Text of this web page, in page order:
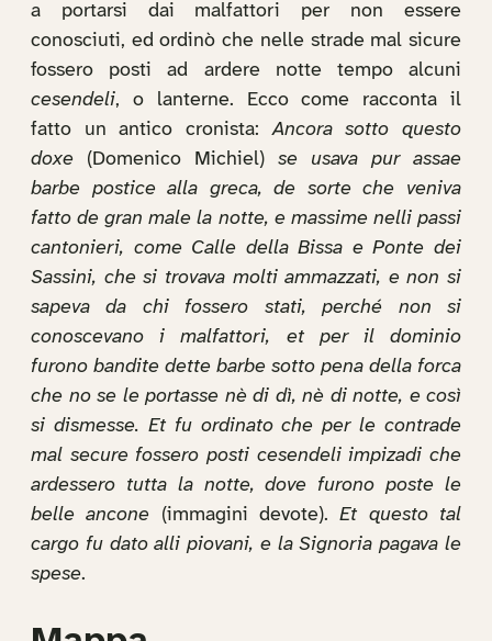
a portarsi dai malfattori per non essere
conosciuti, ed ordinò che nelle strade mal sicure
fossero posti ad ardere notte tempo alcuni
cesendeli, o lanterne. Ecco come racconta il
fatto un antico cronista:Ancora sotto questo
doxe (Domenico Michiel) se usava pur assae
barbe postice alla greca, de sorte che veniva
fatto de gran male la notte, e massime nelli passi
cantonieri, come Calle della Bissa e Ponte dei
Sassini, che si trovava molti ammazzati, e non si
sapeva da chi fossero stati, perché non si
conoscevano i malfattori, et per il dominio
furono bandite dette barbe sotto pena della forca
che no se le portasse nè di dì, nè di notte, e così
si dismesse. Et fu ordinato che per le contrade
mal secure fossero posti cesendeli impizadi che
ardessero tutta la notte, dove furono poste le
belle ancone (immagini devote).Et questo tal
cargo fu dato alli piovani, e la Signoria pagava le
spese.